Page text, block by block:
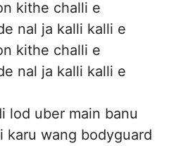
kithe challi e
nal ja kalli kalli e
kithe challi e
nal ja kalli kalli e
lod uber main banu
karu wang bodyguard